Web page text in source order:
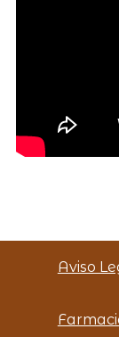
Aviso